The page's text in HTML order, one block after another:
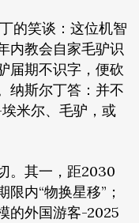
的笑谈：这位机智
内教会自家毛驴识
届期不识字，便砍
纳斯尔丁答：并不
米尔、毛驴，或
。其一，距2030
内“物换星移”；
的外国游客-2025